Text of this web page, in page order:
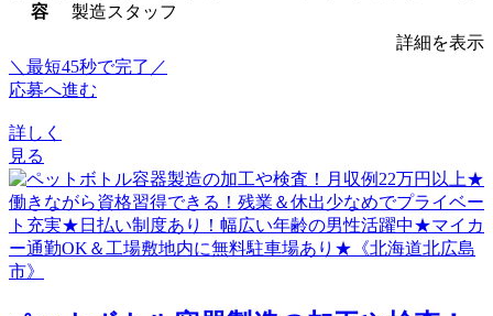
容
製造スタッフ
詳細を表示
＼最短45秒で完了／
応募へ進む
詳しく
見る